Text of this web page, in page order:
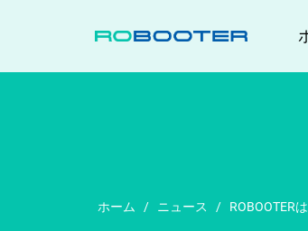
家
ホーム / ニュース / ROBOOTER